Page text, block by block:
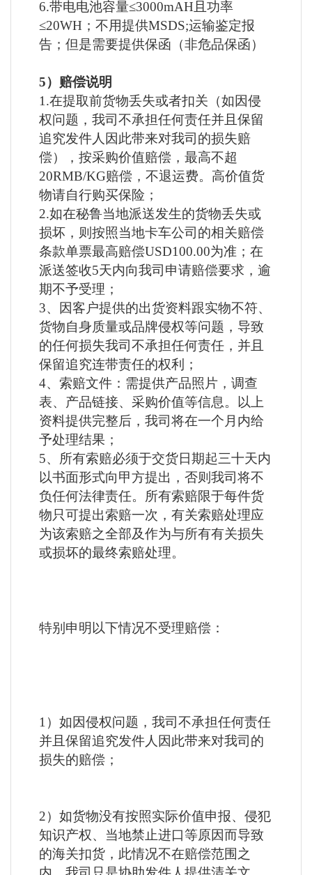
6.带电电池容量≤3000mAH且功率
≤20WH；不用提供MSDS;运输鉴定报
告；但是需要提供保函（非危品保函）
5）赔偿说明
1.在提取前货物丢失或者扣关（如因侵
权问题，我司不承担任何责任并且保留
追究发件人因此带来对我司的损失赔
偿），按采购价值赔偿，最高不超
20RMB/KG赔偿，不退运费。高价值货
物请自行购买保险；
2.如在秘鲁当地派送发生的货物丢失或
损坏，则按照当地卡车公司的相关赔偿
条款单票最高赔偿USD100.00为准；在
派送签收5天内向我司申请赔偿要求，逾
期不予受理；
3、因客户提供的出货资料跟实物不符、
货物自身质量或品牌侵权等问题，导致
的任何损失我司不承担任何责任，并且
保留追究连带责任的权利；
4、索赔文件：需提供产品照片，调查
表、产品链接、采购价值等信息。以上
资料提供完整后，我司将在一个月内给
予处理结果；
5、所有索赔必须于交货日期起三十天内
以书面形式向甲方提出，否则我司将不
负任何法律责任。所有索赔限于每件货
物只可提出索赔一次，有关索赔处理应
为该索赔之全部及作为与所有有关损失
或损坏的最终索赔处理。
特别申明以下情况不受理赔偿：
1）如因侵权问题，我司不承担任何责任
并且保留追究发件人因此带来对我司的
损失的赔偿；
2）如货物没有按照实际价值申报、侵犯
知识产权、当地禁止进口等原因而导致
的海关扣货，此情况不在赔偿范围之